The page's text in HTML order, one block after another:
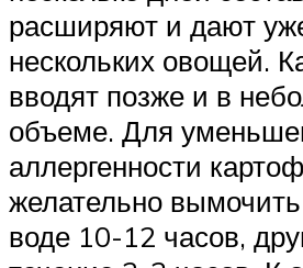
расширяют и дают
нескольких овощей.
вводят позже и в
объеме. Для
аллергенности
желательно
воде 10-12 часов,